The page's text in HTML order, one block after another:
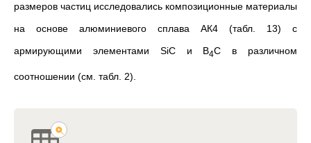
размеров частиц исследовались композиционные материалы
на основе алюминиевого сплава АК4 (табл. 13) с
армирующими элементами SiC и B4C в различном
соотношении (см. табл. 2).